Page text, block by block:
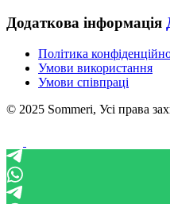
Додаткова інформація
Політика
Умови використання
Умови співпраці
© 2025 Sommeri, Усі права